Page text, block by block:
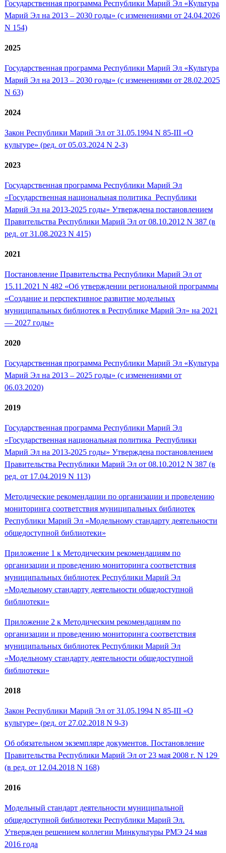
Государственная программа Республики Марий Эл «Культура
Марий Эл на 2013 – 2030 годы» (с изменениями от 24.04.2026
N 154)
2025
Государственная программа Республики Марий Эл «Культура
Марий Эл на 2013 – 2030 годы» (с изменениями от 28.02.2025
N 63)
2024
Закон Республики Марий Эл от 31.05.1994 N 85-III «О
культуре» (ред. от 05.03.2024 N 2-З)
2023
Государственная программа Республики Марий Эл
«Государственная национальная политика Республики
Марий Эл на 2013-2025 годы» Утверждена постановлением
Правительства Республики Марий Эл от 08.10.2012 N 387 (в
ред. от 31.08.2023 N 415)
2021
Постановление Правительства Республики Марий Эл от
15.11.2021 N 482 «Об утверждении региональной программы
«Создание и перспективное развитие модельных
муниципальных библиотек в Республике Марий Эл» на 2021
— 2027 годы»
2020
Государственная программа Республики Марий Эл «Культура
Марий Эл на 2013 – 2025 годы» (с изменениями от
06.03.2020)
2019
Государственная программа Республики Марий Эл
«Государственная национальная политика Республики
Марий Эл на 2013-2025 годы» Утверждена постановлением
Правительства Республики Марий Эл от 08.10.2012 N 387 (в
ред. от 17.04.2019 N 113)
Методические рекомендации по организации и проведению
мониторинга соответствия муниципальных библиотек
Республики Марий Эл «Модельному стандарту деятельности
общедоступной библиотеки»
Приложение 1 к Методическим рекомендациям по
организации и проведению мониторинга соответствия
муниципальных библиотек Республики Марий Эл
«Модельному стандарту деятельности общедоступной
библиотеки»
Приложение 2 к Методическим рекомендациям по
организации и проведению мониторинга соответствия
муниципальных библиотек Республики Марий Эл
«Модельному стандарту деятельности общедоступной
библиотеки»
2018
Закон Республики Марий Эл от 31.05.1994 N 85-III «О
культуре» (ред. от 27.02.2018 N 9-З)
Об обязательном экземпляре документов. Постановление
Правительства Республики Марий Эл от 23 мая 2008 г. N 129
(в ред. от 12.04.2018 N 168)
2016
Модельный стандарт деятельности муниципальной
общедоступной библиотеки Республики Марий Эл.
Утвержден решением коллегии Минкультуры РМЭ 24 мая
2016 года